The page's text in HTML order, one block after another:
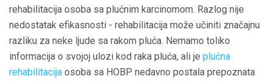
rehabilitacija osoba sa plućnim karcinomom. Razlog nije
nedostatak efikasnosti - rehabilitacija može učiniti značajnu
razliku za neke ljude sa rakom pluća. Nemamo toliko
informacija o svojoj ulozi kod raka pluća, ali je plućna
rehabilitacija osoba sa HOBP nedavno postala prepoznata